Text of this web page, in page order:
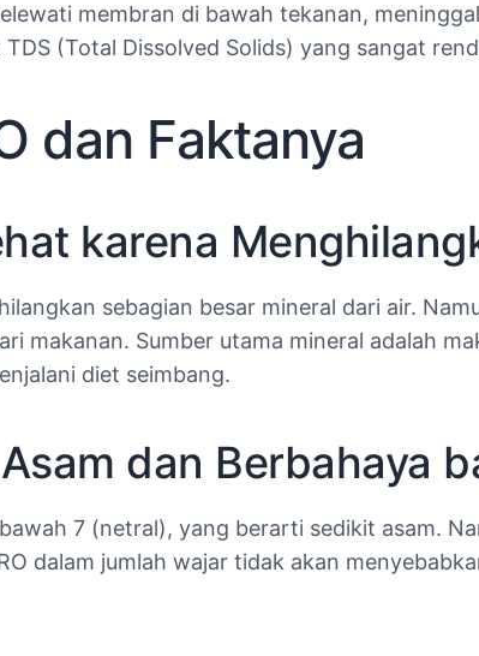
membran di bawah tekanan,
(Total Dissolved Solids) yang sangat
dan Faktanya
karena
sebagian besar mineral dari air.
makanan. Sumber utama mineral adalah
diet seimbang.
dan Berbahaya
7 (netral), yang berarti sedikit asam.
dalam jumlah wajar tidak akan